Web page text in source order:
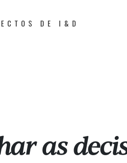
DE I&D
as